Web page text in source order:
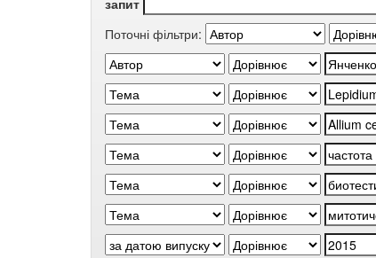
Поточні фільтри: